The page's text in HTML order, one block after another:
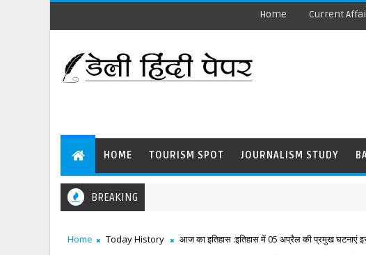
Home Current
HOME TOURISM SPOT JOURNALISM STUDY
BREAKING
Home Today History आज का इतिहास :इतिहास में 05 अप्रैल की प्रमुख